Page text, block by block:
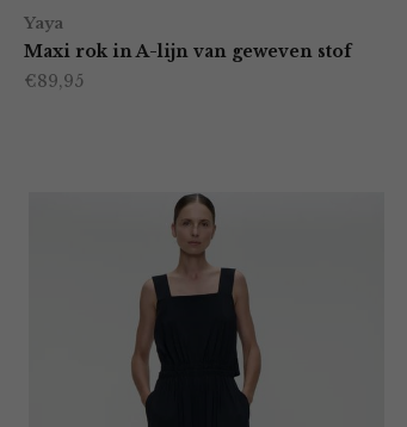
Yaya
Maxi rok in A-lijn van geweven stof
€89,95